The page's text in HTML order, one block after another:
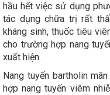
hầu hết việc sử dụng
tác dụng chữa trị rất
kháng sinh, thuốc tiêu
cho trường hợp nang
xuất hiện.
Nang tuyến bartholin
hợp nang tuyến viêm